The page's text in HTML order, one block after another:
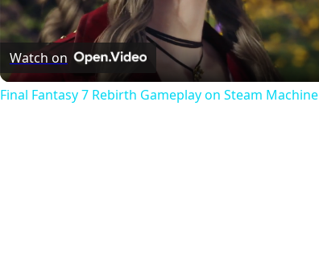
Video
Watch on
Final Fantasy 7 Rebirth Gameplay on Steam Machine